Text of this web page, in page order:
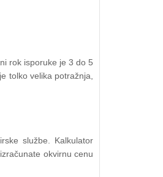
rok isporuke je 3 do 5
tolko velika potražnja,
službe. Kalkulator
okvirnu cenu